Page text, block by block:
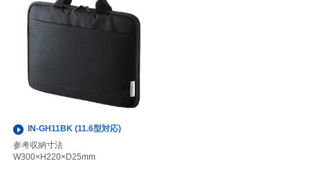
IN-GH11BK (11.6型対応)
参考収納寸法
W300×H220×D25mm